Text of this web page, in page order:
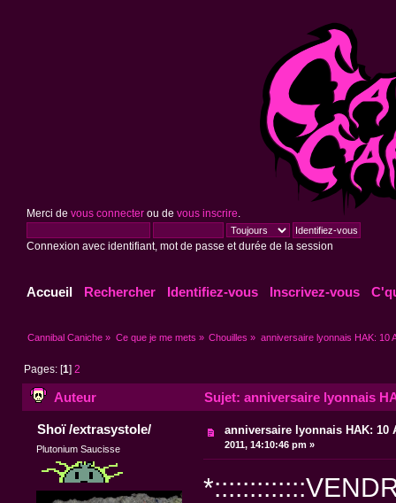
Merci de vous connecterou de vous inscrire
Connexion avec identifiant, mot de passe et durée de la session
Accueil Rechercher Identifiez-vous Inscrivez-vous
Cannibal Caniche » Ce que je me mets » Chouilles » anniversaire lyonnais HAK: 10
Pages: [1]2
Auteur Sujet: anniversaire lyonnais
Shoï /extrasystole/
Plutonium Saucisse
anniversaire lyonnais HAK: 10
2011, 14:10:46 pm »